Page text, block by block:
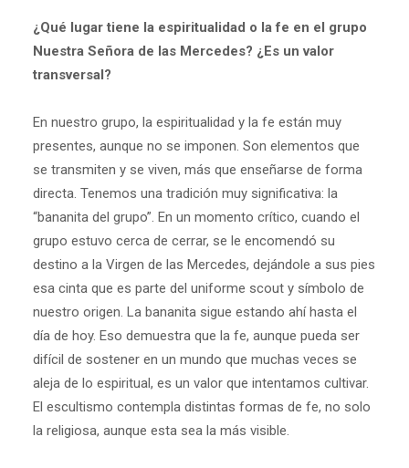
¿Qué lugar tiene la espiritualidad o la fe en el grupo
Nuestra Señora de las Mercedes? ¿Es un valor
transversal?
En nuestro grupo, la espiritualidad y la fe están muy
presentes, aunque no se imponen. Son elementos que
se transmiten y se viven, más que enseñarse de forma
directa. Tenemos una tradición muy significativa: la
“bananita del grupo”. En un momento crítico, cuando el
grupo estuvo cerca de cerrar, se le encomendó su
destino a la Virgen de las Mercedes, dejándole a sus pies
esa cinta que es parte del uniforme scout y símbolo de
nuestro origen. La bananita sigue estando ahí hasta el
día de hoy. Eso demuestra que la fe, aunque pueda ser
difícil de sostener en un mundo que muchas veces se
aleja de lo espiritual, es un valor que intentamos cultivar.
El escultismo contempla distintas formas de fe, no solo
la religiosa, aunque esta sea la más visible.